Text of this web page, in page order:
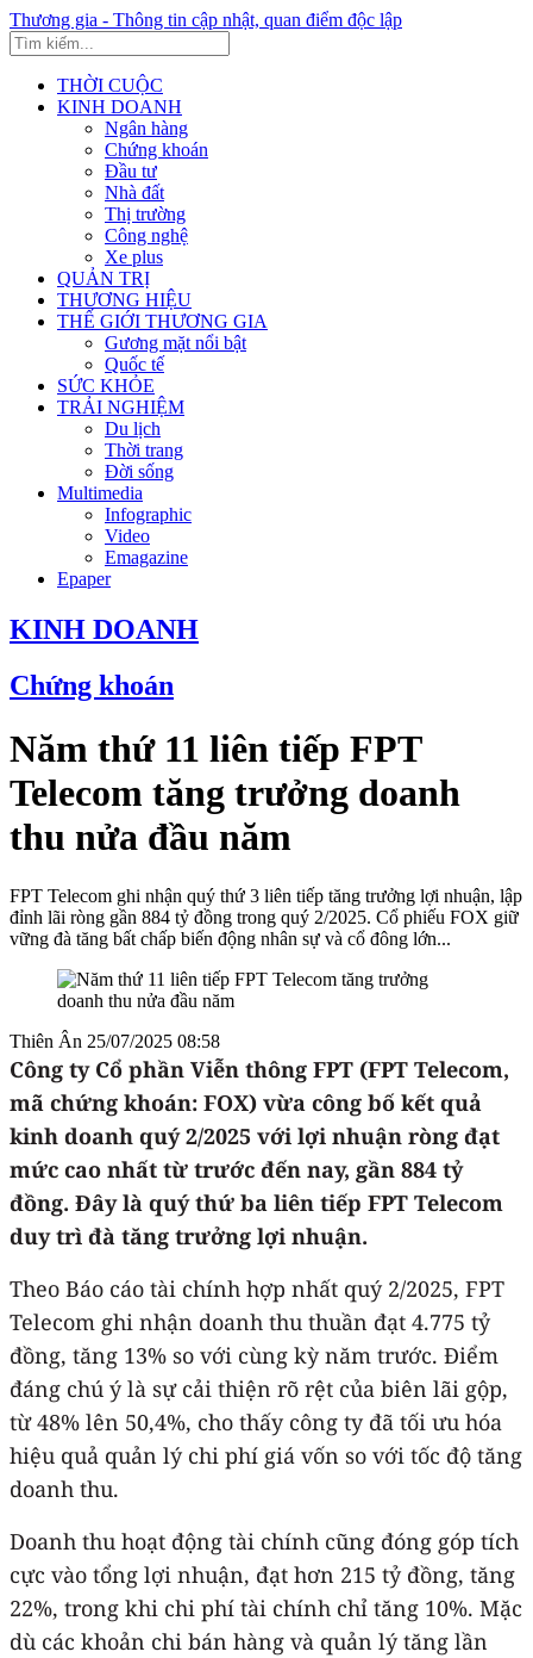
Thương gia - Thông tin cập nhật, quan điểm độc lập
THỜI CUỘC
KINH DOANH
Ngân hàng
Chứng khoán
Đầu tư
Nhà đất
Thị trường
Công nghệ
Xe plus
QUẢN TRỊ
THƯƠNG HIỆU
THẾ GIỚI THƯƠNG GIA
Gương mặt nổi bật
Quốc tế
SỨC KHỎE
TRẢI NGHIỆM
Du lịch
Thời trang
Đời sống
Multimedia
Infographic
Video
Emagazine
Epaper
KINH DOANH
Chứng khoán
Năm thứ 11 liên tiếp FPT
Telecom tăng trưởng doanh
thu nửa đầu năm
FPT Telecom ghi nhận quý thứ 3 liên tiếp tăng trưởng lợi nhuận, lập
đỉnh lãi ròng gần 884 tỷ đồng trong quý 2/2025. Cổ phiếu FOX giữ
vững đà tăng bất chấp biến động nhân sự và cổ đông lớn...
Thiên Ân 25/07/2025 08:58
Công ty Cổ phần Viễn thông FPT (FPT Telecom,
mã chứng khoán: FOX) vừa công bố kết quả
kinh doanh quý 2/2025 với lợi nhuận ròng đạt
mức cao nhất từ trước đến nay, gần 884 tỷ
đồng. Đây là quý thứ ba liên tiếp FPT Telecom
duy trì đà tăng trưởng lợi nhuận.
Theo Báo cáo tài chính hợp nhất quý 2/2025, FPT
Telecom ghi nhận doanh thu thuần đạt 4.775 tỷ
đồng, tăng 13% so với cùng kỳ năm trước. Điểm
đáng chú ý là sự cải thiện rõ rệt của biên lãi gộp,
từ 48% lên 50,4%, cho thấy công ty đã tối ưu hóa
hiệu quả quản lý chi phí giá vốn so với tốc độ tăng
doanh thu.
Doanh thu hoạt động tài chính cũng đóng góp tích
cực vào tổng lợi nhuận, đạt hơn 215 tỷ đồng, tăng
22%, trong khi chi phí tài chính chỉ tăng 10%. Mặc
dù các khoản chi bán hàng và quản lý tăng lần